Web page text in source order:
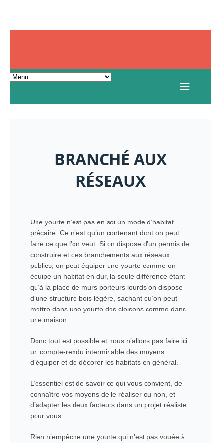
BRANCHÉ AUX
RÉSEAUX
Une yourte n’est pas en soi un mode d’habitat
précaire. Ce n’est qu’un contenant dont on peut
faire ce que l’on veut. Si on dispose d’un permis de
construire et des branchements aux réseaux
publics, on peut équiper une yourte comme on
équipe un habitat en dur, la seule différence étant
qu’à la place de murs porteurs lourds on dispose
d’une structure bois légère, sachant qu’on peut
mettre dans une yourte des cloisons comme dans
une maison.
Donc tout est possible et nous n’allons pas faire ici
un compte-rendu interminable des moyens
d’équiper et de décorer les habitats en général.
L’essentiel est de savoir ce qui vous convient, de
connaître vos moyens de le réaliser ou non, et
d’adapter les deux facteurs dans un projet réaliste
pour vous.
Rien n’empêche une yourte qui n’est pas vouée à